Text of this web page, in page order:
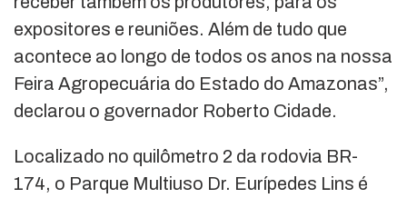
expositores e reuniões. Além de tudo que
acontece ao longo de todos os anos na nossa
Feira Agropecuária do Estado do Amazonas”,
declarou o governador Roberto Cidade.
Localizado no quilômetro 2 da rodovia BR-
174, o Parque Multiuso Dr. Eurípedes Lins é